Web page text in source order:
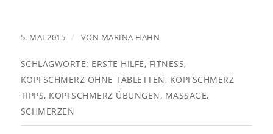
5. MAI 2015 / VON MARINA HAHN
SCHLAGWORTE: ERSTE HILFE, FITNESS,
KOPFSCHMERZ OHNE TABLETTEN, KOPFSCHMERZ
TIPPS, KOPFSCHMERZ ÜBUNGEN, MASSAGE,
SCHMERZEN